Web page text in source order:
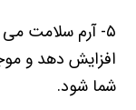
۵- آرم سلامت
افزایش دهد و
شما شود.